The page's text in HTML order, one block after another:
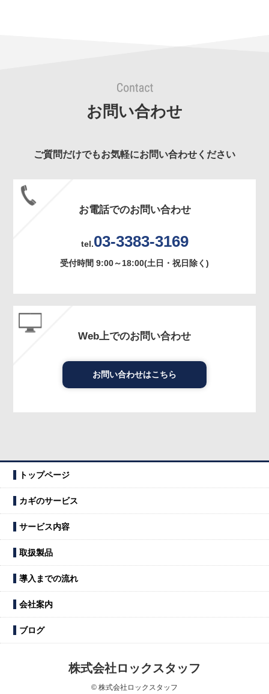
お問い合わせ
ご質問だけでもお気軽にお問い合わせください
お電話でのお問い合わせ
tel.03-3383-3169
受付時間 9:00～18:00(土日・祝日除く)
Web上でのお問い合わせ
お問い合わせはこちら
トップページ
カギのサービス
サービス内容
取扱製品
導入までの流れ
会社案内
ブログ
株式会社ロックスタッフ
© 株式会社ロックスタッフ